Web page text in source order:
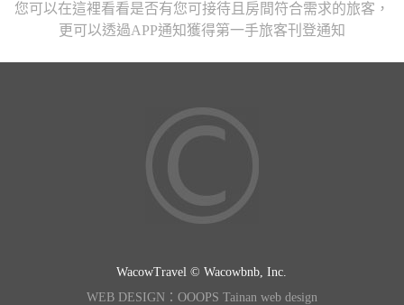
您可以在這裡看看是否有您可接待且房間符合需求的旅客，
更可以透過APP通知獲得第一手旅客刊登通知
WacowTravel © Wacowbnb, Inc.
WEB DESIGN：OOOPS Tainan web design